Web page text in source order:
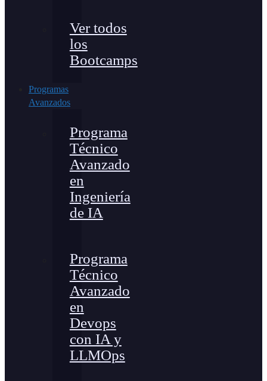
Ver todos
los
Bootcamps
Programas
Avanzados
Programa
Técnico
Avanzado
en
Ingeniería
de IA
Programa
Técnico
Avanzado
en
Devops
con IA y
LLMOps